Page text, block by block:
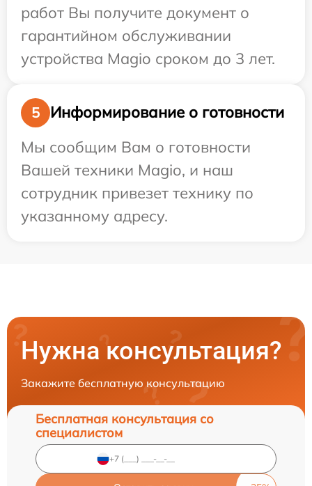
работ Вы получите документ о
гарантийном обслуживании
устройства Magio сроком до 3 лет.
5
Информирование о готовности
Мы сообщим Вам о готовности
Вашей техники Magio, и наш
сотрудник привезет технику по
указанному адресу.
Нужна консультация?
Закажите бесплатную консультацию
Бесплатная консультация со
специалистом